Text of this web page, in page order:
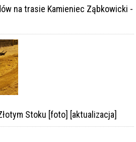
na trasie Kamieniec Ząbkowicki -
Stoku [foto] [aktualizacja]